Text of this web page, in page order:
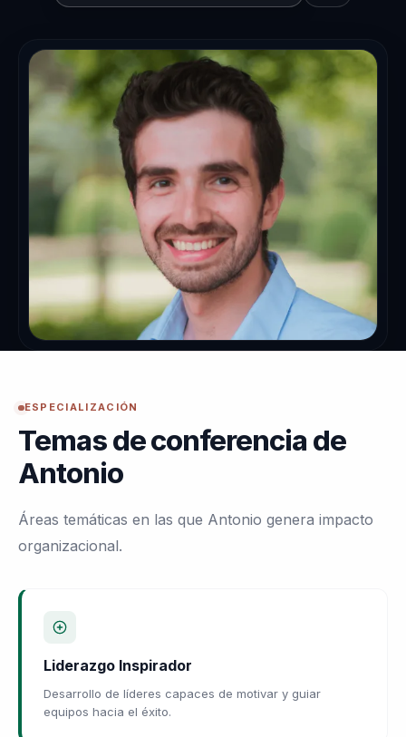
ESPECIALIZACIÓN
Temas de conferencia de
Antonio
Áreas temáticas en las que Antonio genera impacto
organizacional.
Liderazgo Inspirador
Desarrollo de líderes capaces de motivar y guiar
equipos hacia el éxito.